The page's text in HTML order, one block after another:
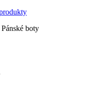
Pánské boty